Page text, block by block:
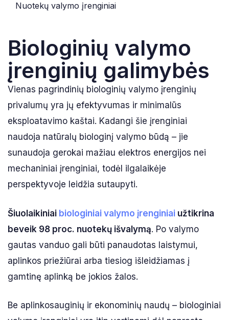
Nuotekų valymo įrenginiai
Biologinių valymo
įrenginių galimybės
Vienas pagrindinių biologinių valymo įrenginių
privalumų yra jų efektyvumas ir minimalūs
eksploatavimo kaštai. Kadangi šie įrenginiai
naudoja natūralų biologinį valymo būdą – jie
sunaudoja gerokai mažiau elektros energijos nei
mechaniniai įrenginiai, todėl ilgalaikėje
perspektyvoje leidžia sutaupyti.
Šiuolaikiniai biologiniai valymo įrenginiai užtikrina
beveik 98 proc. nuotekų išvalymą. Po valymo
gautas vanduo gali būti panaudotas laistymui,
aplinkos priežiūrai arba tiesiog išleidžiamas į
gamtinę aplinką be jokios žalos.
Be aplinkosauginių ir ekonominių naudų – biologiniai